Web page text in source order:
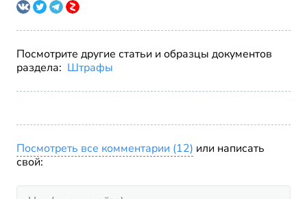
Посмотрите другие статьи и образцы документов
раздела: Штрафы
Посмотреть все комментарии (12) или написать
свой: